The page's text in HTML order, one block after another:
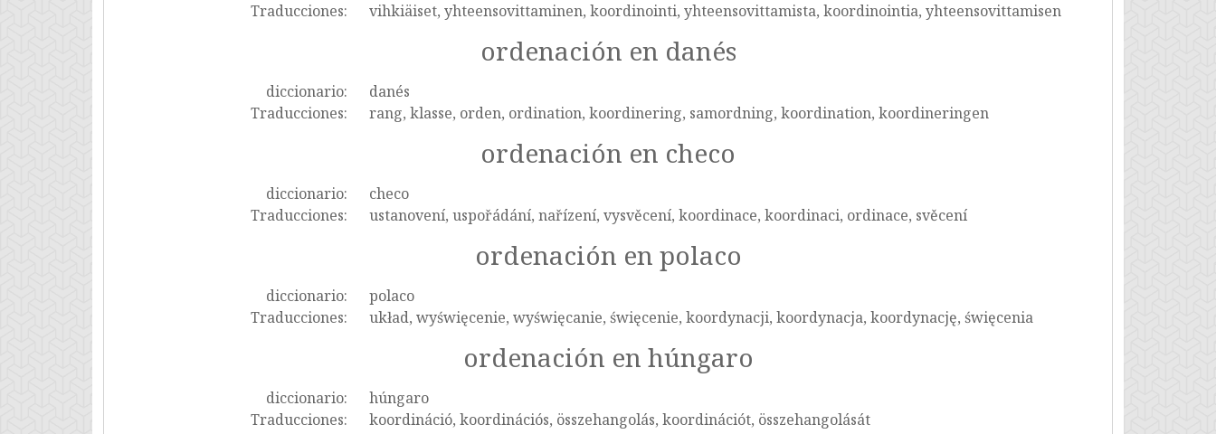
Traducciones:
vihkiäiset, yhteensovittaminen, koordinointi, yhteensovittamista, koordinointia, yhteensovittamisen
ordenación en danés
diccionario:
danés
Traducciones:
rang, klasse, orden, ordination, koordinering, samordning, koordination, koordineringen
ordenación en checo
diccionario:
checo
Traducciones:
ustanovení, uspořádání, nařízení, vysvěcení, koordinace, koordinaci, ordinace, svěcení
ordenación en polaco
diccionario:
polaco
Traducciones:
układ, wyświęcenie, wyświęcanie, święcenie, koordynacji, koordynacja, koordynację, święcenia
ordenación en húngaro
diccionario:
húngaro
Traducciones:
koordináció, koordinációs, összehangolás, koordinációt, összehangolását